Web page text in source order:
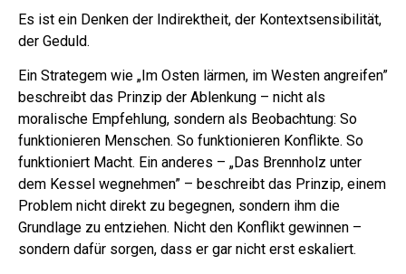
Es ist ein Denken der Indirektheit, der Kontextsensibilität,
der Geduld.
Ein Strategem wie „Im Osten lärmen, im Westen angreifen”
beschreibt das Prinzip der Ablenkung – nicht als
moralische Empfehlung, sondern als Beobachtung: So
funktionieren Menschen. So funktionieren Konflikte. So
funktioniert Macht. Ein anderes – „Das Brennholz unter
dem Kessel wegnehmen” – beschreibt das Prinzip, einem
Problem nicht direkt zu begegnen, sondern ihm die
Grundlage zu entziehen. Nicht den Konflikt gewinnen –
sondern dafür sorgen, dass er gar nicht erst eskaliert.